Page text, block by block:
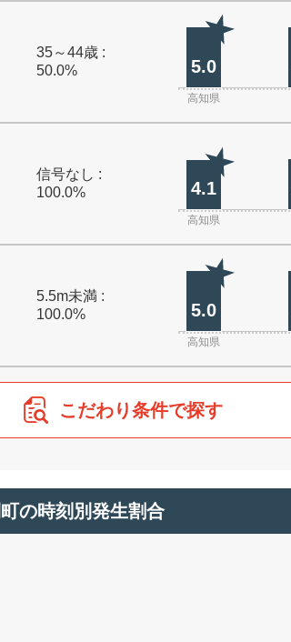
35～44歳 :
50.0%
5.0
高知県
信号なし :
100.0%
4.1
高知県
5.5m未満 :
100.0%
5.0
高知県
こだわり条件で探す
の時刻別発生割合